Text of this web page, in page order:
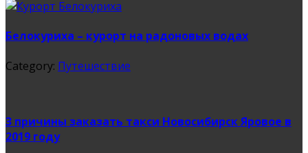
Белокуриха – курорт на радоновых водах
Category: Путешествие
3 причины заказать такси Новосибирск Яровое в
2019 году